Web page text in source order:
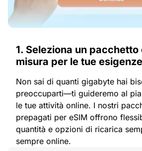
1. Seleziona un pacchetto
misura per le tue esigenze
Non sai di quanti gigabyte hai
preoccuparti—ti guideremo al
le tue attività online. I nostri
prepagati per eSIM offrono
quantità e opzioni di ricarica
sempre online.